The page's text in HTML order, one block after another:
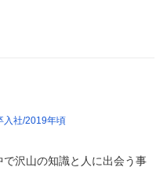
入社 2019年頃
沢山の知識と人に出会う事